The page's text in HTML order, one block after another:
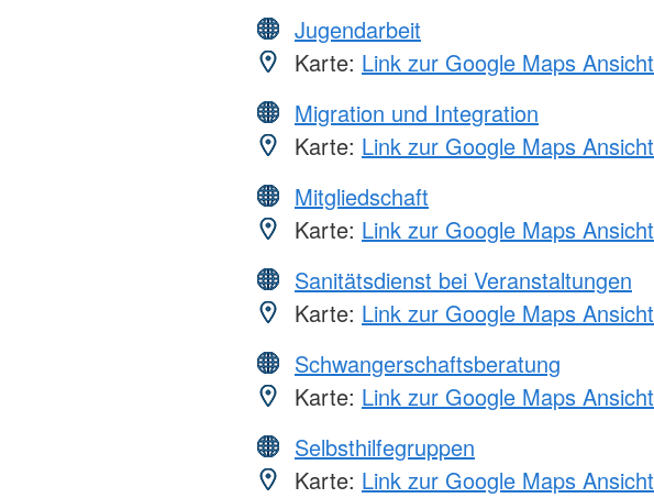
Jugendarbeit
Karte: Link zur Google Maps Ansicht
Migration und Integration
Karte: Link zur Google Maps Ansicht
Mitgliedschaft
Karte: Link zur Google Maps Ansicht
Sanitätsdienst bei Veranstaltungen
Karte: Link zur Google Maps Ansicht
Schwangerschaftsberatung
Karte: Link zur Google Maps Ansicht
Selbsthilfegruppen
Karte: Link zur Google Maps Ansicht